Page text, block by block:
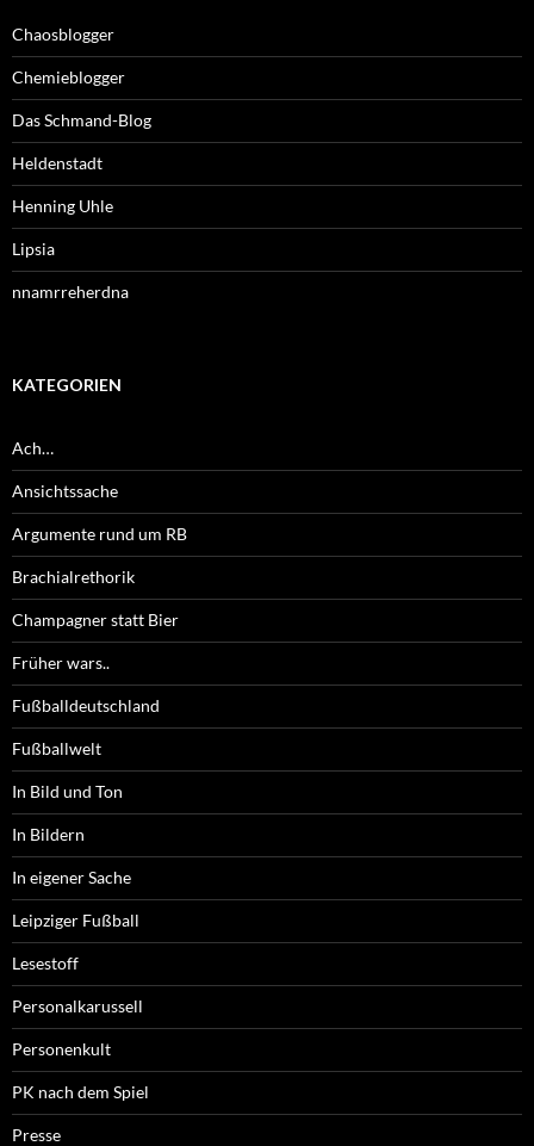
Chaosblogger
Chemieblogger
Das Schmand-Blog
Heldenstadt
Henning Uhle
Lipsia
nnamrreherdna
KATEGORIEN
Ach…
Ansichtssache
Argumente rund um RB
Brachialrethorik
Champagner statt Bier
Früher wars..
Fußballdeutschland
Fußballwelt
In Bild und Ton
In Bildern
In eigener Sache
Leipziger Fußball
Lesestoff
Personalkarussell
Personenkult
PK nach dem Spiel
Presse